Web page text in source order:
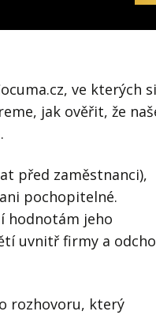
ve kterých si
jak ověřit, že
před zaměstnanci),
pochopitelné.
hodnotám jeho
uvnitř firmy a
rozhovoru, který